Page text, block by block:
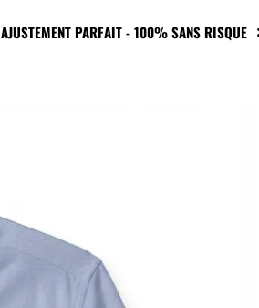
AJUSTEMENT PARFAIT - 100% SANS RISQUE